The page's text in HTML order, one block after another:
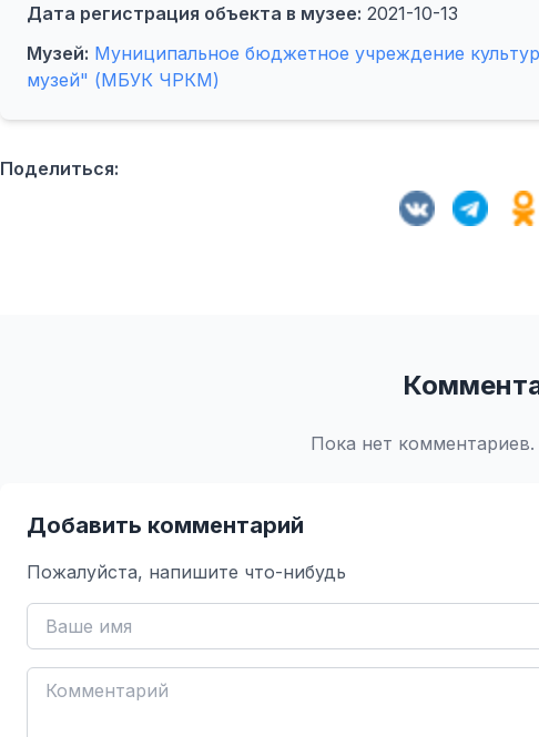
Дата регистрация объекта в музее: 2021-10-13
Музей: Муниципальное бюджетное учреждение
музей" (МБУК ЧРКМ)
Поделиться:
Пока нет
Добавить комментарий
Пожалуйста, напишите что-нибудь